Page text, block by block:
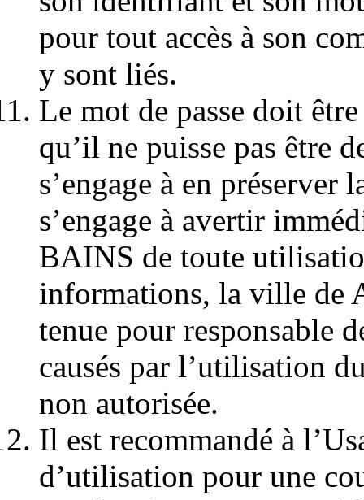
pour tout accès à son
y sont liés.
Le mot de passe doit
qu’il ne puisse pas être
s’engage à en préserver
s’engage à avertir
BAINS de toute
informations, la ville de
tenue pour responsable
causés par l’utilisation
non autorisée.
Il est recommandé à
d’utilisation pour une